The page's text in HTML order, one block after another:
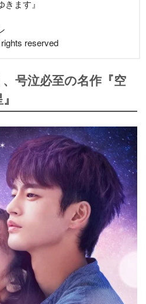
ます』
reserved
号泣必至の名作『空